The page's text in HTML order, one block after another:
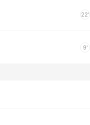
22'
9'